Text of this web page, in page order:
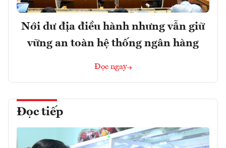
Nới dư địa điều hành nhưng vẫn giữ
vững an toàn hệ thống ngân hàng
Đọc ngay
Đọc tiếp